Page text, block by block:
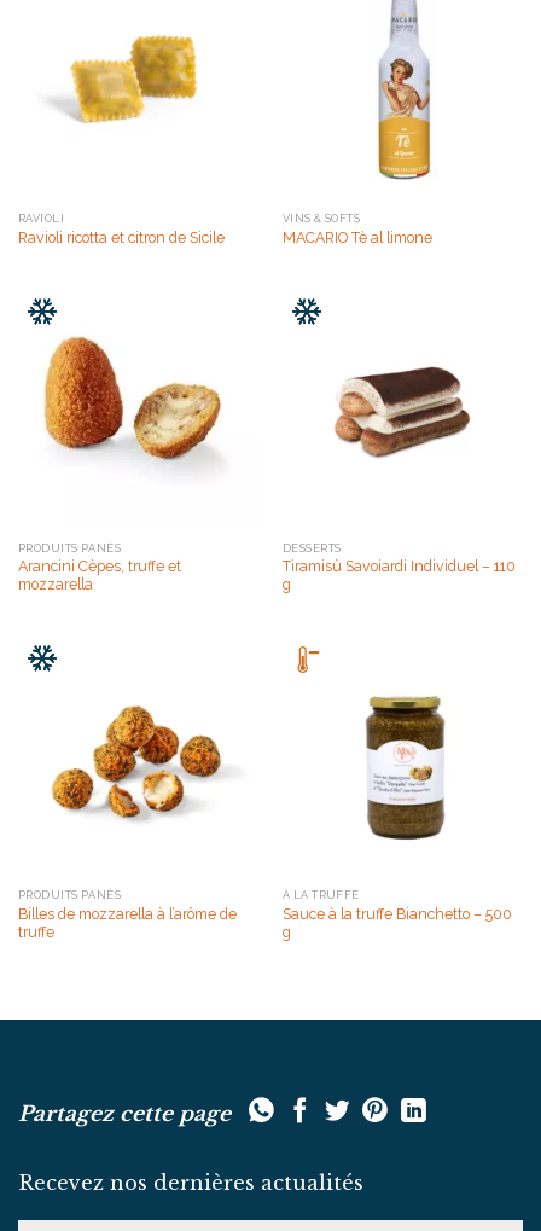
RAVIOLI
Ravioli ricotta et citron de Sicile
VINS & SOFTS
MACARIO Tè al limone
PRODUITS PANÉS
Arancini Cèpes, truffe et
mozzarella
DESSERTS
Tiramisù Savoiardi Individuel – 110
g
PRODUITS PANÉS
Billes de mozzarella à l’arôme de
truffe
À LA TRUFFE
Sauce à la truffe Bianchetto – 500
g
Partagez cette page
Recevez nos dernières actualités